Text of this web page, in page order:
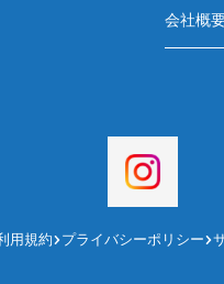
会社概
用規約 プライバシーポリシー